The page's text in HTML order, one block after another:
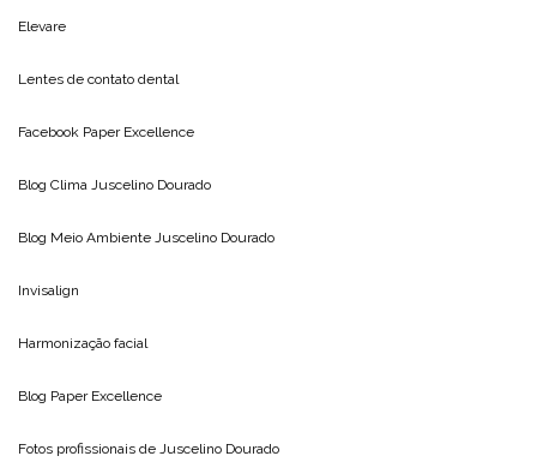
Elevare
Lentes de contato dental
Facebook Paper Excellence
Blog Clima Juscelino Dourado
Blog Meio Ambiente Juscelino Dourado
Invisalign
Harmonização facial
Blog Paper Excellence
Fotos profissionais de Juscelino Dourado